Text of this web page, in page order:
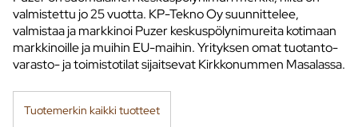
valmistettu jo 25 vuotta. KP-Tekno Oy suunnittelee,
valmistaa ja markkinoi Puzer keskuspölynimureita kotimaan
markkinoille ja muihin EU-maihin. Yrityksen omat tuotanto-
varasto- ja toimistotilat sijaitsevat Kirkkonummen Masalassa.
Tuotemerkin kaikki tuotteet